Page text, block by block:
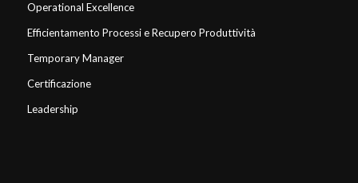
Operational Excellence
Efficientamento Processi e Recupero Produttività
Temporary Manager
Certificazione
Leadership